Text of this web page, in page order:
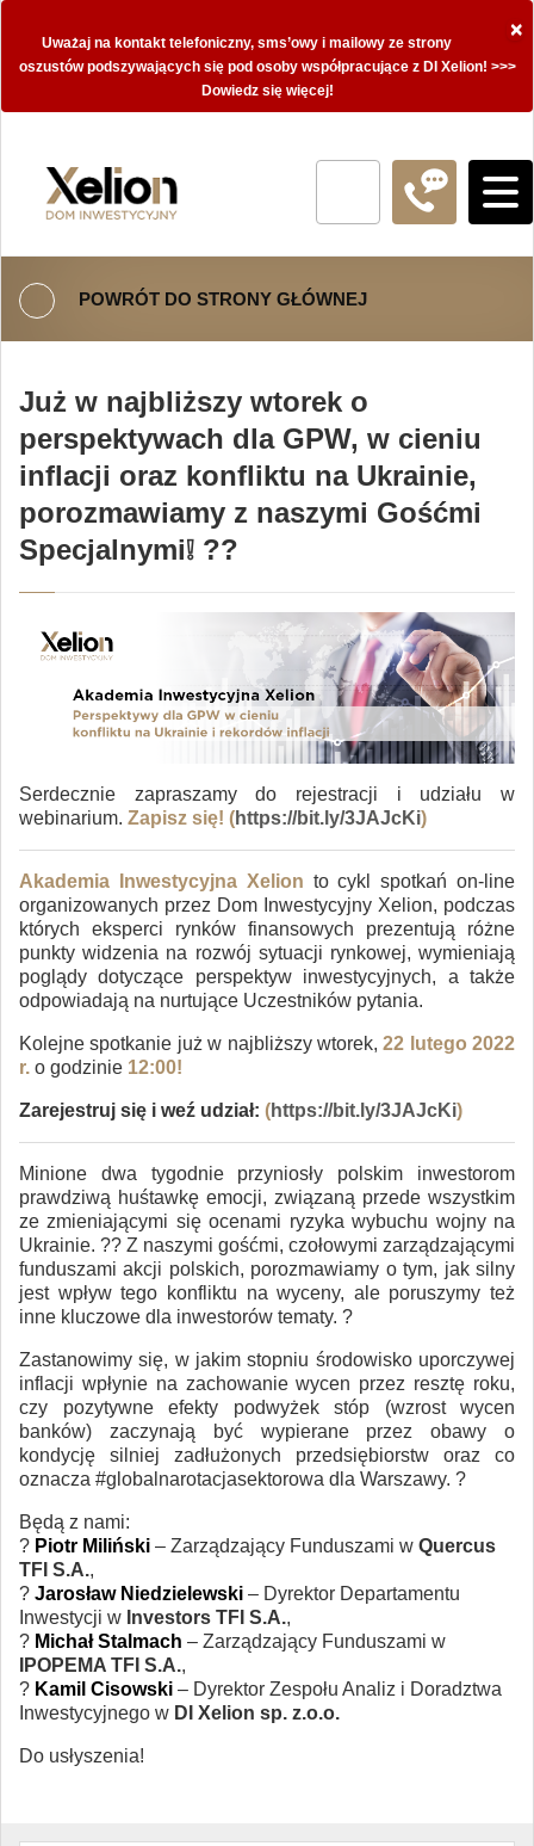
×
Uważaj na kontakt telefoniczny, sms’owy i mailowy ze strony
oszustów podszywających się pod osoby współpracujące z DI Xelion! >>>
Dowiedz się więcej!
POWRÓT DO STRONY GŁÓWNEJ
Już w najbliższy wtorek o
perspektywach dla GPW, w cieniu
inflacji oraz konfliktu na Ukrainie,
porozmawiamy z naszymi Gośćmi
Specjalnymi❕ ?‍?
Serdecznie zapraszamy do rejestracji i udziału w
webinarium. Zapisz się! (https://bit.ly/3JAJcKi)
Akademia Inwestycyjna Xelion to cykl spotkań on-line
organizowanych przez Dom Inwestycyjny Xelion, podczas
których eksperci rynków finansowych prezentują różne
punkty widzenia na rozwój sytuacji rynkowej, wymieniają
poglądy dotyczące perspektyw inwestycyjnych, a także
odpowiadają na nurtujące Uczestników pytania.
Kolejne spotkanie już w najbliższy wtorek,22 lutego 2022
r. o godzinie 12:00!
Zarejestruj się i weź udział: (https://bit.ly/3JAJcKi)
Minione dwa tygodnie przyniosły polskim inwestorom
prawdziwą huśtawkę emocji, związaną przede wszystkim
ze zmieniającymi się ocenami ryzyka wybuchu wojny na
Ukrainie. ?? Z naszymi gośćmi, czołowymi zarządzającymi
funduszami akcji polskich, porozmawiamy o tym, jak silny
jest wpływ tego konfliktu na wyceny, ale poruszymy też
inne kluczowe dla inwestorów tematy. ?
Zastanowimy się, w jakim stopniu środowisko uporczywej
inflacji wpłynie na zachowanie wycen przez resztę roku,
czy pozytywne efekty podwyżek stóp (wzrost wycen
banków) zaczynają być wypierane przez obawy o
kondycję silniej zadłużonych przedsiębiorstw oraz co
oznacza #globalnarotacjasektorowa dla Warszawy. ?
Będą z nami:
? Piotr Miliński – Zarządzający Funduszami w Quercus
TFI S.A.,
? Jarosław Niedzielewski – Dyrektor Departamentu
Inwestycji w Investors TFI S.A.,
? Michał Stalmach – Zarządzający Funduszami w
IPOPEMA TFI S.A.,
? Kamil Cisowski – Dyrektor Zespołu Analiz i Doradztwa
Inwestycyjnego w DI Xelion sp. z.o.o.
Do usłyszenia!